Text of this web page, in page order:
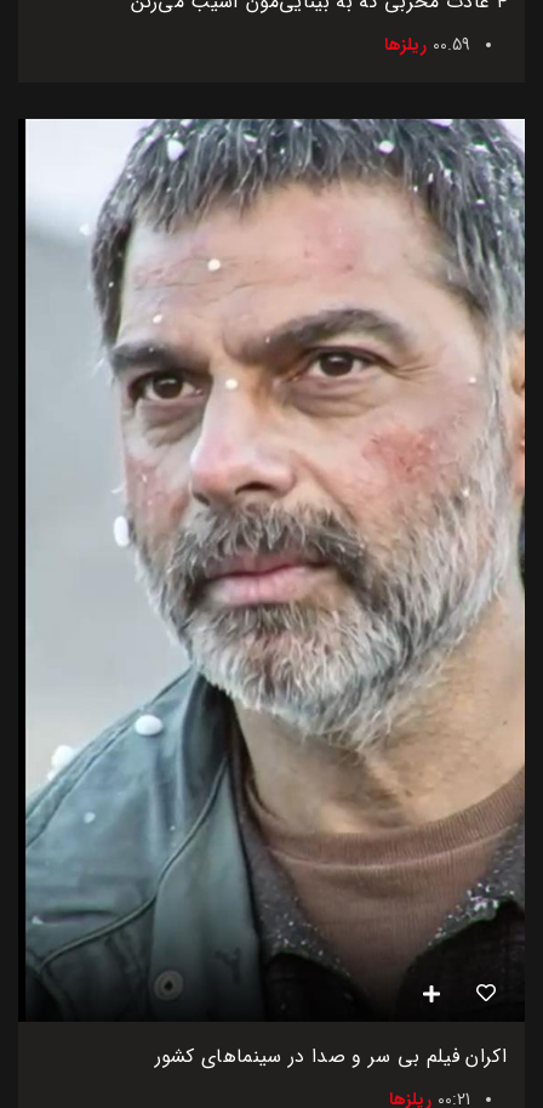
00.59 ریلزها
اکران فیلم بی سر و صدا در سینماهای کشور
00:21 ریلزها